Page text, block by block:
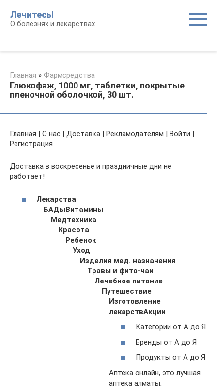
контенту
Лечитесь!
О болезнях и лекарствах
Главная » Фармсредства
Глюкофаж, 1000 мг, таблетки, покрытые
пленочной оболочкой, 30 шт.
Главная | О нас | Доставка | Рекламодателям | Войти |
Регистрация
Доставка в воскресенье и праздничные дни не
работает!
Лекарства
БАДыВитамины
Медтехника
Красота
Ребенок
Уход
Изделия мед. назначения
Травы и фито-чаи
Лечебное питание
Путешествие
Изготовление
лекарствАкции
Категории от А до Я
Бренды от А до Я
Продукты от А до Я
Аптека онлайн, это лучшая
аптека алматы,